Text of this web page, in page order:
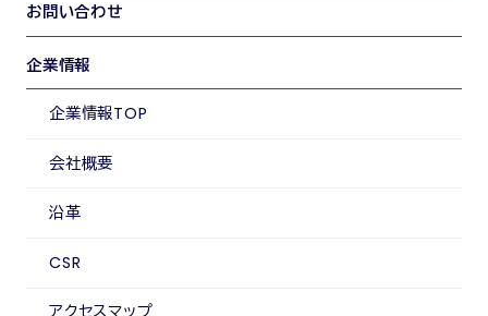
お問い合わせ
企業情報
企業情報TOP
会社概要
沿革
CSR